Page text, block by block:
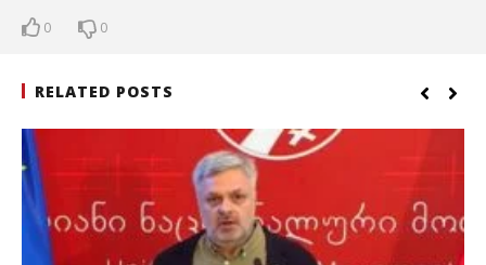
0 0
RELATED POSTS